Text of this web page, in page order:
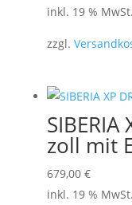
inkl. 19 % MwSt.
zzgl.
SIBERIA
zoll mit
679,00 €
inkl. 19 % MwSt.